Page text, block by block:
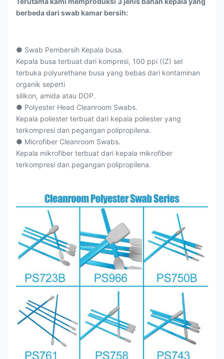
berbeda dari swab kamar bersih:
● Swab Pembersih Kepala busa.
Kepala busa terbuat dari kompresi, 100 ppi ((Z) sel
terbuka polyurethane busa yang bebas dari kontaminan
organik seperti
silikon, amida atau DOP.
● Polyester Head Cleanroom Swabs.
Kepala poliester terbuat dari kepala poliester yang
terkompresi dan pegangan polipropilena.
● Microfiber Cleanroom Swabs.
Kepala mikrofiber terbuat dari kepala mikrofiber
terkompresi dan pegangan polipropilena.